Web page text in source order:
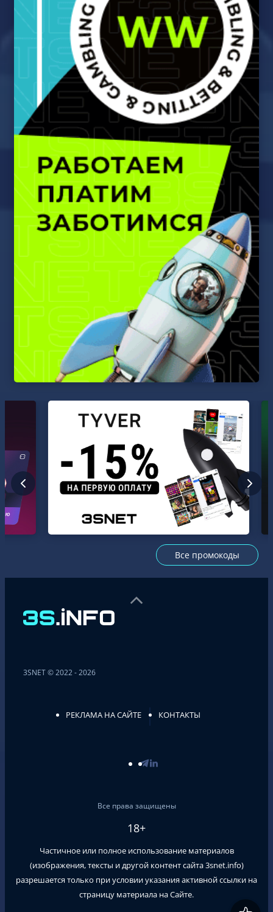
Все промокоды
3SNET © 2022 - 2026
РЕКЛАМА НА САЙТЕ КОНТАКТЫ
Все права защищены
18+
Частичное или полное использование материалов
(изображения, тексты и другой контент сайта3snet.info)
разрешается только при условии указания активной ссылки на
страницу материала на Сайте.